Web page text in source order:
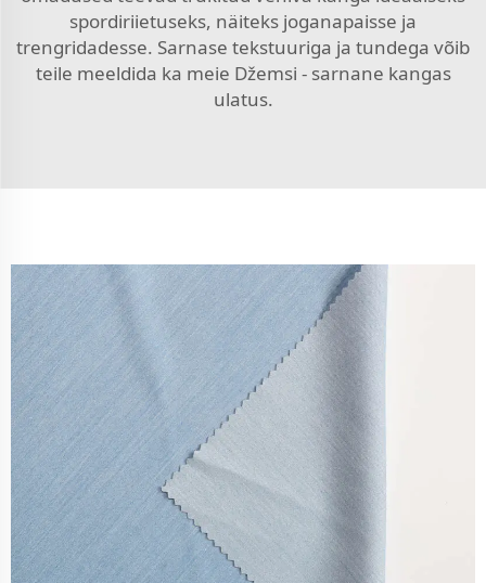
spordiriietuseks, näiteks joganapaisse ja
trengridadesse. Sarnase tekstuuriga ja tundega võib
teile meeldida ka meie Džemsi - sarnane kangas
ulatus.